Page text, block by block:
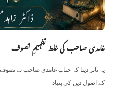
غامدی صاحب کی غلط تفہیمِ تصوف
یہ تاثر دینا کہ جناب غامدی صاحب نے
کے اصول دین کی بنیاد